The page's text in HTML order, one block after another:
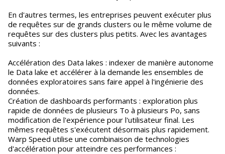
En d'autres termes, les entreprises peuvent exécuter plus
de requêtes sur de grands clusters ou le même volume de
requêtes sur des clusters plus petits. Avec les avantages
suivants :
Accélération des Data lakes : indexer de manière autonome
le Data lake et accélérer à la demande les ensembles de
données exploratoires sans faire appel à l'ingénierie des
données.
Création de dashboards performants : exploration plus
rapide de données de plusieurs To à plusieurs Po, sans
modification de l'expérience pour l'utilisateur final. Les
mêmes requêtes s'exécutent désormais plus rapidement.
Warp Speed utilise une combinaison de technologies
d'accélération pour atteindre ces performances :